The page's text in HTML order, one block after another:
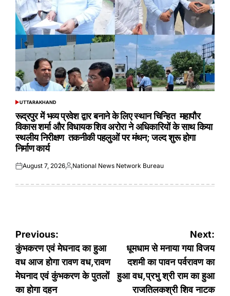
POSTED
UTTARAKHAND
रूद्रपुर में भव्य प्रवेश द्वार बनाने के लिए स्थान चिन्हित महापौर
विकास शर्मा और विधायक शिव अरोरा ने अधिकारियों के साथ किया
स्थलीय निरीक्षण तकनीकी पहलुओं पर मंथन; जल्द शुरू होगा
निर्माण कार्य
Posted
August 7, 2026Posted
National News Network Bureau
Post
navigation
Previous:
कुंभकरण एवं मेघनाद का हुआ
वध आज होगा रावण वध,रावण
मेघनाद एवं कुंभकरण के पुतलों
का होगा दहन
Next:
धूमधाम से मनाया गया विजय
दशमी का पावन पर्वरावण का
हुआ वध,प्रभु श्री राम का हुआ
राजतिलकश्री शिव नाटक